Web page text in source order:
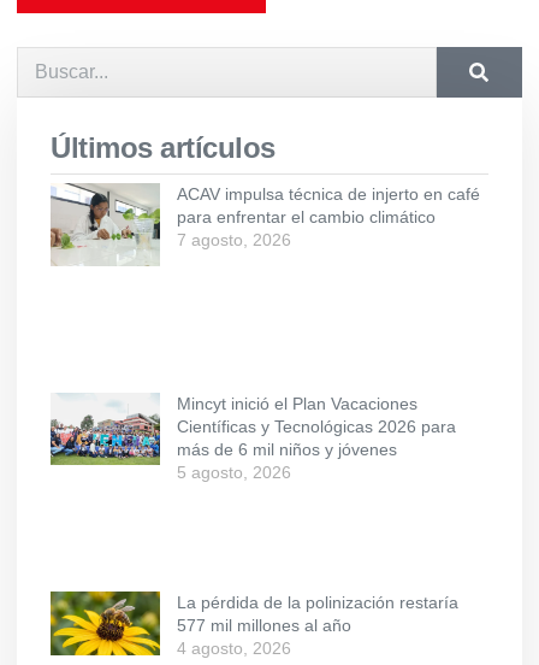
Últimos artículos
ACAV impulsa técnica de injerto en café
para enfrentar el cambio climático
7 agosto, 2026
Mincyt inició el Plan Vacaciones
Científicas y Tecnológicas 2026 para
más de 6 mil niños y jóvenes
5 agosto, 2026
La pérdida de la polinización restaría
577 mil millones al año
4 agosto, 2026